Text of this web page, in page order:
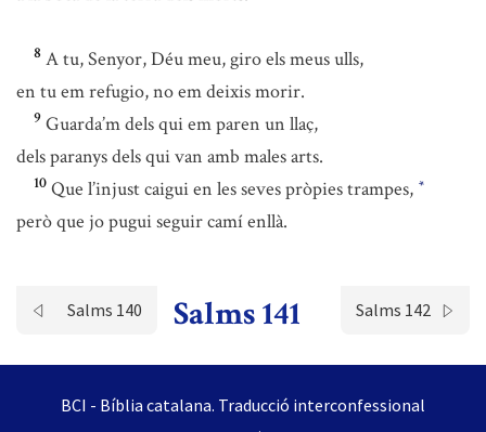
8 A tu, Senyor, Déu meu, giro els meus ulls,
en tu em refugio, no em deixis morir.
9 Guarda’m dels qui em paren un llaç,
dels paranys dels qui van amb males arts.
10 Que l’injust caigui en les seves pròpies trampes, *
però que jo pugui seguir camí enllà.
Salms 140 Salms 141 Salms 142
BCI - Bíblia catalana. Traducció interconfessional